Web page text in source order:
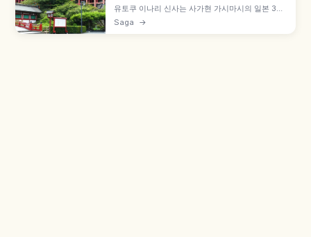
유토쿠 이나리 신사는 사가현 가시마시의 일본 3대
이나리 중 하나로, 1687년 히젠 가시마번 영주 부인
가잔인 만코히메가 권청해 시작되었습니다. 이시카
Saga →